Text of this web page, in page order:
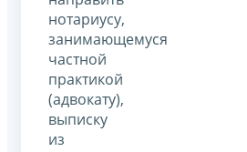
нотариусу,
занимающемуся
частной
практикой
(адвокату),
выписку
из